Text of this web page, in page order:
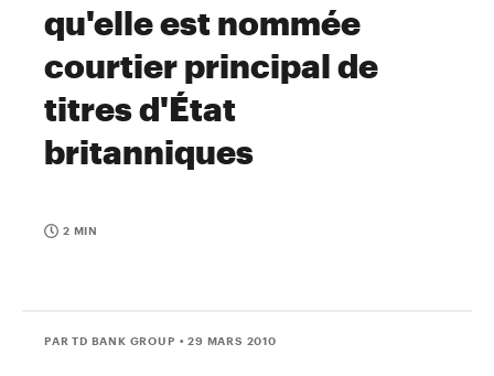
qu'elle est nommée
courtier principal de
titres d'État
britanniques
2 MIN
PAR TD BANK GROUP • 29 MARS 2010